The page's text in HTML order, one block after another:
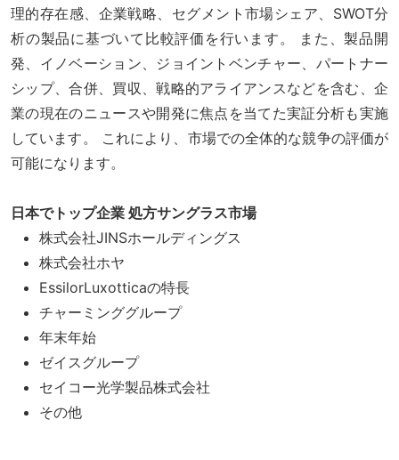
理的存在感、企業戦略、セグメント市場シェア、SWOT分
析の製品に基づいて比較評価を行います。 また、製品開
発、イノベーション、ジョイントベンチャー、パートナー
シップ、合併、買収、戦略的アライアンスなどを含む、企
業の現在のニュースや開発に焦点を当てた実証分析も実施
しています。 これにより、市場での全体的な競争の評価が
可能になります。
日本でトップ企業 処方サングラス市場
株式会社JINSホールディングス
株式会社ホヤ
EssilorLuxotticaの特長
チャーミンググループ
年末年始
ゼイスグループ
セイコー光学製品株式会社
その他